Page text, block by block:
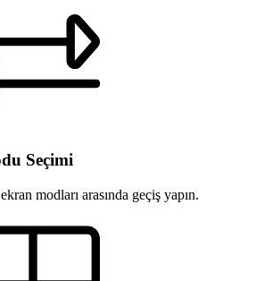
Seçimi
modları arasında geçiş yapın.